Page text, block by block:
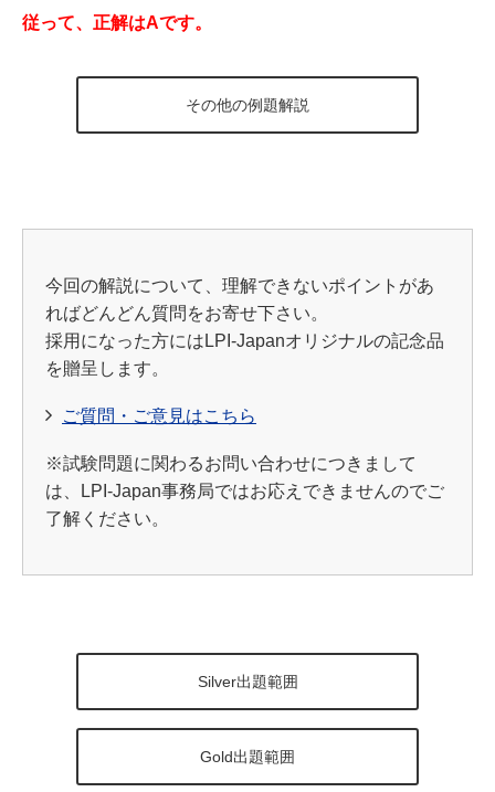
従って、正解はAです。
その他の例題解説
今回の解説について、理解できないポイントがあ
ればどんどん質問をお寄せ下さい。
採用になった方にはLPI-Japanオリジナルの記念品
を贈呈します。
ご質問・ご意見はこちら
※試験問題に関わるお問い合わせにつきまして
は、LPI-Japan事務局ではお応えできませんのでご
了解ください。
Silver出題範囲
Gold出題範囲